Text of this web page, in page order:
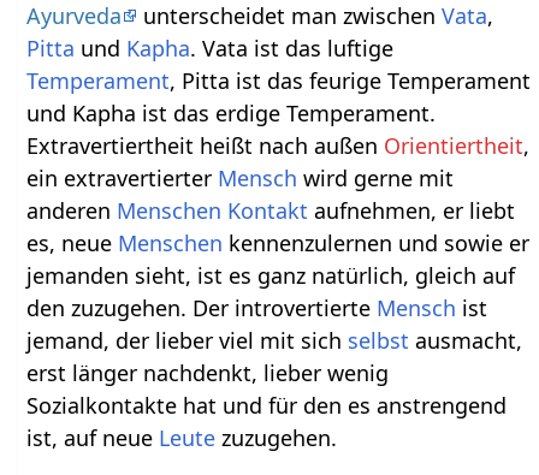
Ayurveda
unterscheidet man zwischenVata,
Pitta und Kapha. Vata ist das luftige
Temperament, Pitta ist das feurige Temperament
und Kapha ist das erdige Temperament.
Extravertiertheit heißt nach außen Orientiertheit,
ein extravertierter Mensch wird gerne mit
anderen Menschen Kontakt aufnehmen, er liebt
es, neue Menschen kennenzulernen und sowie er
jemanden sieht, ist es ganz natürlich, gleich auf
den zuzugehen. Der introvertierte Mensch ist
jemand, der lieber viel mit sich selbst ausmacht,
erst länger nachdenkt, lieber wenig
Sozialkontakte hat und für den es anstrengend
ist, auf neue Leute zuzugehen.